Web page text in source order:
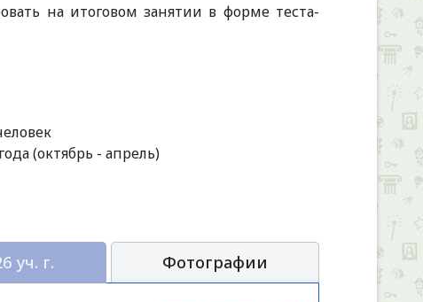
на итоговом занятии в форме теста-
(октябрь - апрель)
уч. г. Фотографии